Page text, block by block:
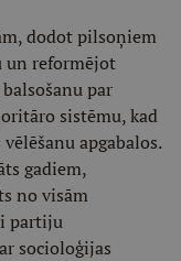
dodot pilsoņiem
un reformējot
par
sistēmu, kad
apgabalos.
gadiem,
no visām
partiju
socioloģijas